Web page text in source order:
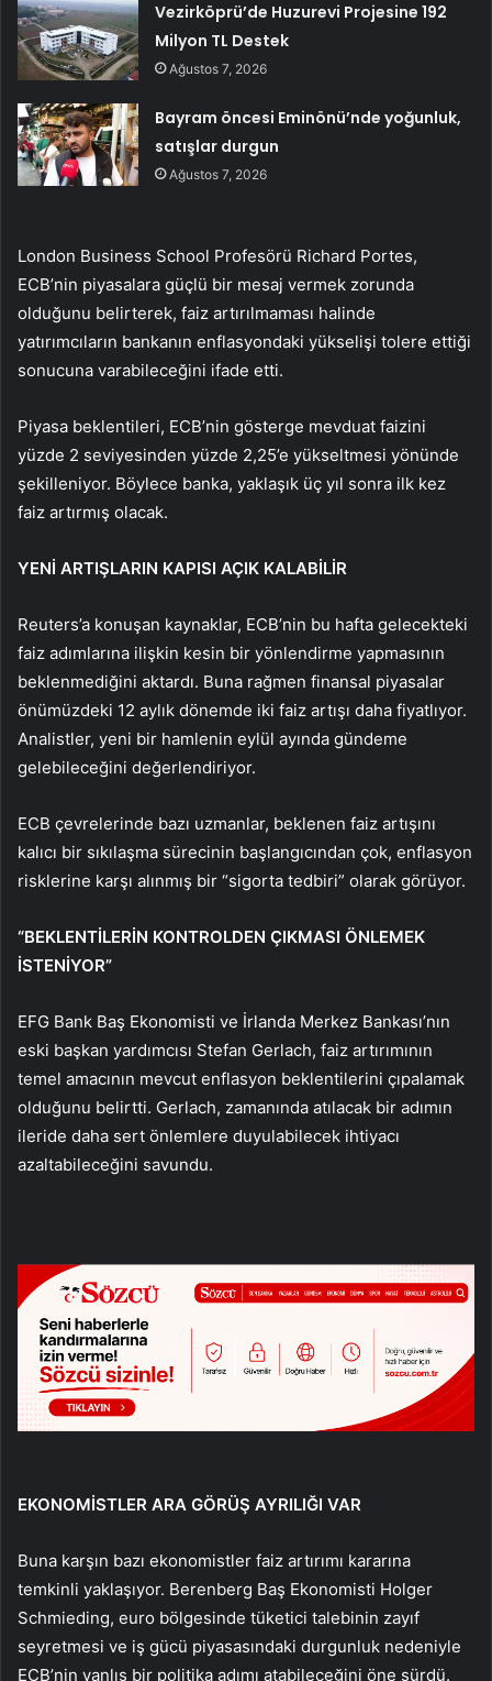
Vezirköprü’de Huzurevi Projesine 192
Milyon TL Destek
Ağustos 7, 2026
Bayram öncesi Eminönü’nde yoğunluk,
satışlar durgun
Ağustos 7, 2026
London Business School Profesörü Richard Portes,
ECB’nin piyasalara güçlü bir mesaj vermek zorunda
olduğunu belirterek, faiz artırılmaması halinde
yatırımcıların bankanın enflasyondaki yükselişi tolere ettiği
sonucuna varabileceğini ifade etti.
Piyasa beklentileri, ECB’nin gösterge mevduat faizini
yüzde 2 seviyesinden yüzde 2,25’e yükseltmesi yönünde
şekilleniyor. Böylece banka, yaklaşık üç yıl sonra ilk kez
faiz artırmış olacak.
YENİ ARTIŞLARIN KAPISI AÇIK KALABİLİR
Reuters’a konuşan kaynaklar, ECB’nin bu hafta gelecekteki
faiz adımlarına ilişkin kesin bir yönlendirme yapmasının
beklenmediğini aktardı. Buna rağmen finansal piyasalar
önümüzdeki 12 aylık dönemde iki faiz artışı daha fiyatlıyor.
Analistler, yeni bir hamlenin eylül ayında gündeme
gelebileceğini değerlendiriyor.
ECB çevrelerinde bazı uzmanlar, beklenen faiz artışını
kalıcı bir sıkılaşma sürecinin başlangıcından çok, enflasyon
risklerine karşı alınmış bir “sigorta tedbiri” olarak görüyor.
“BEKLENTİLERİN KONTROLDEN ÇIKMASI ÖNLEMEK
İSTENİYOR”
EFG Bank Baş Ekonomisti ve İrlanda Merkez Bankası’nın
eski başkan yardımcısı Stefan Gerlach, faiz artırımının
temel amacının mevcut enflasyon beklentilerini çıpalamak
olduğunu belirtti. Gerlach, zamanında atılacak bir adımın
ileride daha sert önlemlere duyulabilecek ihtiyacı
azaltabileceğini savundu.
EKONOMİSTLER ARA GÖRÜŞ AYRILIĞI VAR
Buna karşın bazı ekonomistler faiz artırımı kararına
temkinli yaklaşıyor. Berenberg Baş Ekonomisti Holger
Schmieding, euro bölgesinde tüketici talebinin zayıf
seyretmesi ve iş gücü piyasasındaki durgunluk nedeniyle
ECB’nin yanlış bir politika adımı atabileceğini öne sürdü.